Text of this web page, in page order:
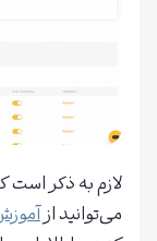
لازم به ذکر است
می‌توانید از